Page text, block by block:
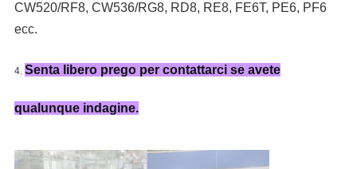
CW520/RF8, CW536/RG8, RD8, RE8, FE6T, PE6, PF6
ecc.
4. Senta libero prego per contattarci se avete
qualunque indagine.